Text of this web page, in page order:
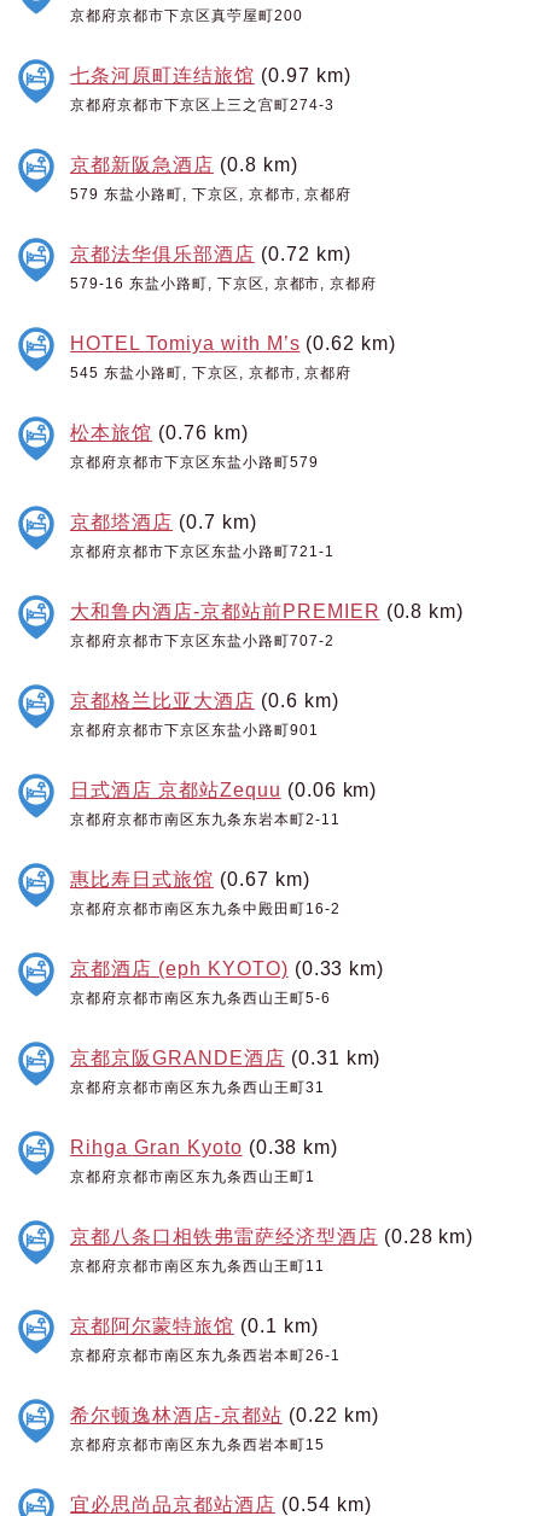
京都府京都市下京区真苧屋町200
七条河原町连结旅馆 (0.97 km)
京都府京都市下京区上三之宫町274-3
京都新阪急酒店 (0.8 km)
579 东盐小路町, 下京区, 京都市, 京都府
京都法华俱乐部酒店 (0.72 km)
579-16 东盐小路町, 下京区, 京都市, 京都府
HOTEL Tomiya with M’s (0.62 km)
545 东盐小路町, 下京区, 京都市, 京都府
松本旅馆 (0.76 km)
京都府京都市下京区东盐小路町579
京都塔酒店 (0.7 km)
京都府京都市下京区东盐小路町721-1
大和鲁内酒店-京都站前PREMIER (0.8 km)
京都府京都市下京区东盐小路町707-2
京都格兰比亚大酒店 (0.6 km)
京都府京都市下京区东盐小路町901
日式酒店 京都站Zequu (0.06 km)
京都府京都市南区东九条东岩本町2-11
惠比寿日式旅馆 (0.67 km)
京都府京都市南区东九条中殿田町16-2
京都酒店 (eph KYOTO) (0.33 km)
京都府京都市南区东九条西山王町5-6
京都京阪GRANDE酒店 (0.31 km)
京都府京都市南区东九条西山王町31
Rihga Gran Kyoto (0.38 km)
京都府京都市南区东九条西山王町1
京都八条口相铁弗雷萨经济型酒店 (0.28 km)
京都府京都市南区东九条西山王町11
京都阿尔蒙特旅馆 (0.1 km)
京都府京都市南区东九条西岩本町26-1
希尔顿逸林酒店-京都站 (0.22 km)
京都府京都市南区东九条西岩本町15
宜必思尚品京都站酒店 (0.54 km)